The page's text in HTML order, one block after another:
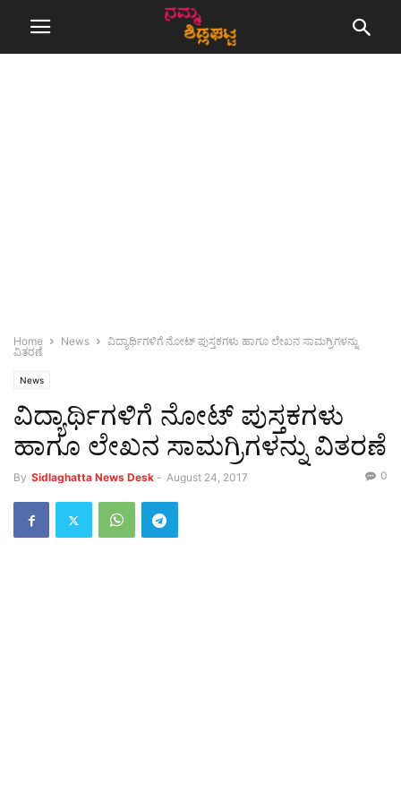
Home News
ವಿದ್ಯಾರ್ಥಿಗಳಿಗೆ ನೋಟ್ ಪುಸ್ತಕಗಳು ಹಾಗೂ ಲೇಖನ ಸಾಮಗ್ರಿಗಳನ್ನು
ವಿತರಣೆ
News
ವಿದ್ಯಾರ್ಥಿಗಳಿಗೆ ನೋಟ್ ಪುಸ್ತಕಗಳು
ಹಾಗೂ ಲೇಖನ ಸಾಮಗ್ರಿಗಳನ್ನು ವಿತರಣೆ
By Sidlaghatta News Desk - August 24, 2017 0